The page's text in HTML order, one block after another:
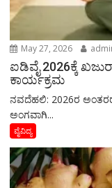
May 27, 2026
ಐಡಿವೈ 2026ಕ್ಕೆ
ಕಾರ್ಯಕ್ರಮ
ನವದೆಹಲಿ: 2026ರ
ಅಂಗವಾಗಿ...
ವೈವಿದ್ಯ